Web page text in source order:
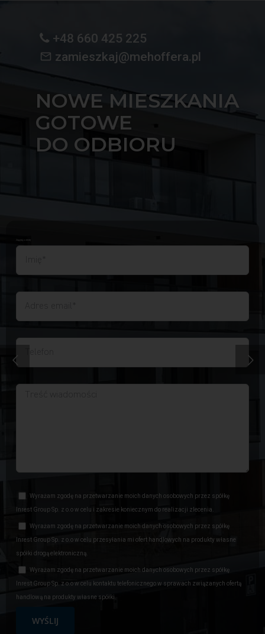
zawartości
+48 660 425 225
mail_outline zamieszkaj@mehoffera.pl
NOWE MIESZKANIA
GOTOWE
DO ODBIORU
Zapytaj o ofertę
Wyrażam zgodę na przetwarzanie moich danych osobowych przez spółkę
Inrest Group Sp. z o.o w celu i zakresie koniecznym do realizacji zlecenia.
Wyrażam zgodę na przetwarzanie moich danych osobowych przez spółkę
Inrest Group Sp. z o.o w celu przesyłania mi ofert handlowych na produkty własne
spółki drogą elektroniczną.
Wyrażam zgodę na przetwarzanie moich danych osobowych przez spółkę
Inrest Group Sp. z o.o w celu kontaktu telefonicznego w sprawach związanych ofertą
handlową na produkty własne spółki.